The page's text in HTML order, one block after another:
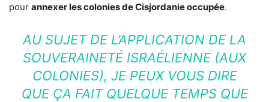
pour annexer les colonies de Cisjordanie occupée.
AU SUJET DE L’APPLICATION DE LA
SOUVERAINETÉ ISRAÉLIENNE (AUX
COLONIES), JE PEUX VOUS DIRE
QUE ÇA FAIT QUELQUE TEMPS QUE